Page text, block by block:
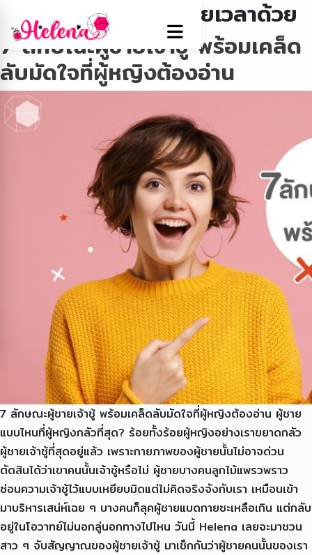
Tag:ผู้ชายที่ไม่ควรเสียเวลาด้วย
7 ลักษณะผู้ชายเจ้าชู้ พร้อมเคล็ด
ลับมัดใจที่ผู้หญิงต้องอ่าน
7 ลักษณะผู้ชายเจ้าชู้ พร้อมเคล็ดลับมัดใจที่ผู้หญิงต้องอ่าน ผู้ชาย
แบบไหนที่ผู้หญิงกลัวที่สุด? ร้อยทั้งร้อยผู้หญิงอย่างเราขยาดกลัว
ผู้ชายเจ้าชู้ที่สุดอยู่แล้ว เพราะกายภาพของผู้ชายนั้นไม่อาจด่วน
ตัดสินได้ว่าเขาคนนั้นเจ้าชู้หรือไม่ ผู้ชายบางคนลูกไม้แพรวพราว
ซ่อนความเจ้าชู้ไว้แบบเหยียบมิดแต่ไม่คิดจริงจังกับเรา เหมือนเข้า
มาบริหารเสน่ห์เฉย ๆ บางคนก็ลุคผู้ชายแบดกายซะเหลือเกิน แต่กลับ
อยู่ในโอวาทย์ไม่นอกลู่นอกทางไปไหน วันนี้ Helena เลยจะมาชวน
สาว ๆ จับสัญญาณของผู้ชายเจ้าชู้ มาเช็กกันว่าผู้ชายคนนั้นของเรา